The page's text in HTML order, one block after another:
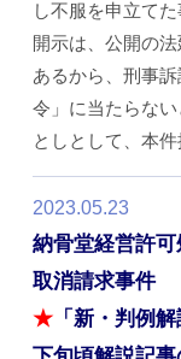
し不服を申立て
開示は、公開の
あるから、刑事
令」に当たらな
としとして、本件
2023.05.23
納骨堂経営許
取消請求事件
★ 「新・判例